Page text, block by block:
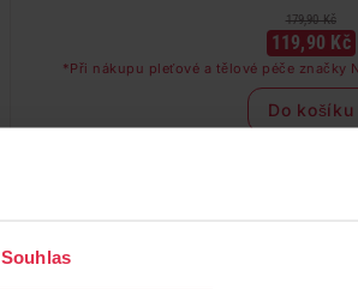
Souhlas
179,90 Kč
119,90 Kč
*Při nákupu pleťové a tělové péče značky
249 Kč dostanete
Do košíku